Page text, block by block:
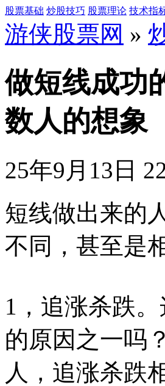
股票基础 炒股技巧 股票理论 技术指
游侠股票网 »
做短线成功
数人的想象
25年9月13日
短线做出来的
不同，甚至是
1，追涨杀跌
的原因之一吗
人，追涨杀跌